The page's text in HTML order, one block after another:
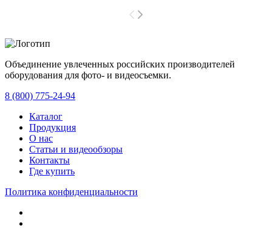
Объединение увлеченных российских производителей
оборудования для фото- и видеосъемки.
8 (800) 775-24-94
Каталог
Продукция
О нас
Статьи и видеообзоры
Контакты
Где купить
Политика конфиденциальности